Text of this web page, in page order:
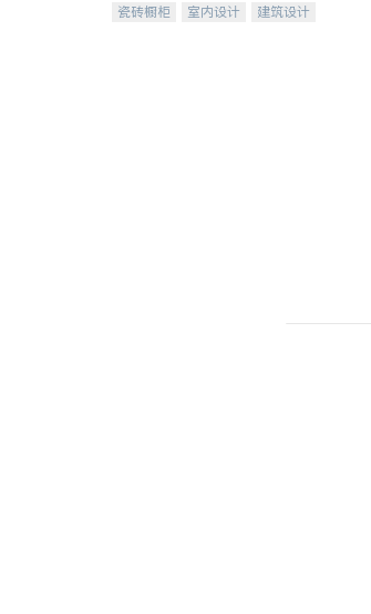
瓷砖橱柜 室内设计
建筑设计